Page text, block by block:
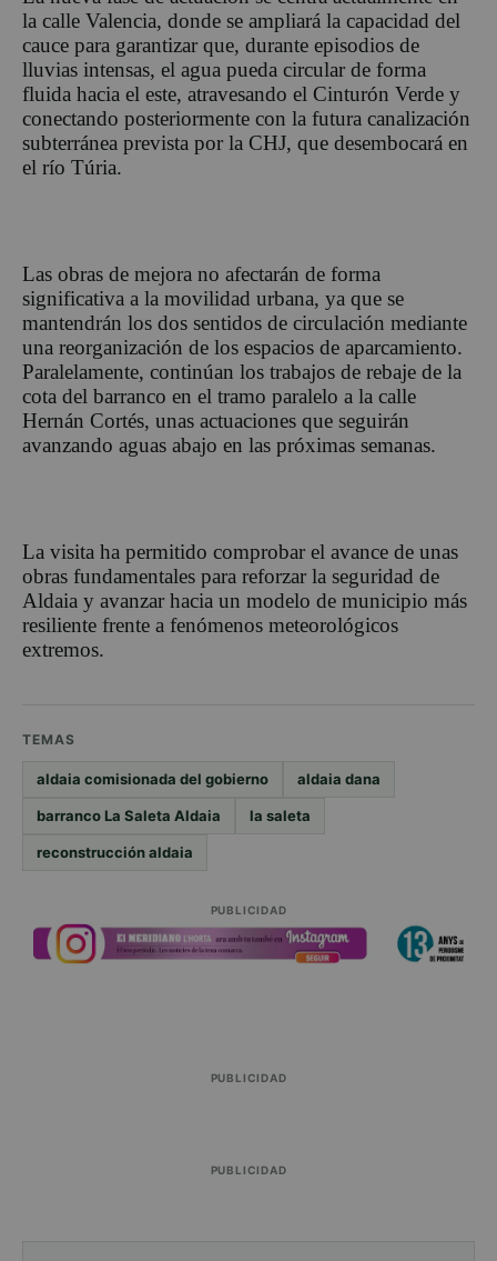
la calle Valencia, donde se ampliará la capacidad del
cauce para garantizar que, durante episodios de
lluvias intensas, el agua pueda circular de forma
fluida hacia el este, atravesando el Cinturón Verde y
conectando posteriormente con la futura canalización
subterránea prevista por la CHJ, que desembocará en
el río Túria.
Las obras de mejora no afectarán de forma
significativa a la movilidad urbana, ya que se
mantendrán los dos sentidos de circulación mediante
una reorganización de los espacios de aparcamiento.
Paralelamente, continúan los trabajos de rebaje de la
cota del barranco en el tramo paralelo a la calle
Hernán Cortés, unas actuaciones que seguirán
avanzando aguas abajo en las próximas semanas.
La visita ha permitido comprobar el avance de unas
obras fundamentales para reforzar la seguridad de
Aldaia y avanzar hacia un modelo de municipio más
resiliente frente a fenómenos meteorológicos
extremos.
TEMAS
aldaia comisionada del gobierno aldaia dana
barranco La Saleta Aldaia la saleta
reconstrucción aldaia
PUBLICIDAD
PUBLICIDAD
PUBLICIDAD